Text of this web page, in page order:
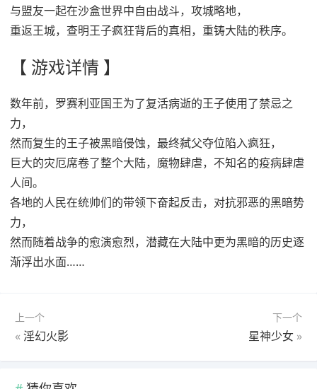
与盟友一起在沙盒世界中自由战斗，攻城略地，
重返王城，查明王子疯狂背后的真相，重铸大陆的秩序。
【 游戏详情 】
数年前，罗赛利亚国王为了复活病逝的王子使用了禁忌之
力，
然而复生的王子被黑暗侵蚀，最终弑父夺位陷入疯狂，
巨大的灾厄席卷了整个大陆，魔物肆虐，不知名的疫病肆虐
人间。
各地的人民在统帅们的带领下奋起反击，对抗邪恶的黑暗势
力，
然而随着战争的愈演愈烈，潜藏在大陆中更为黑暗的历史逐
渐浮出水面……
上一个
«淫幻火影
下一个
星神少女 »